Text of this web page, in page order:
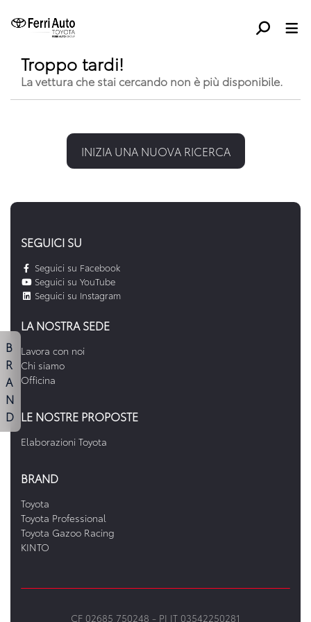
Troppo tardi!
La vettura che stai cercando non è più disponibile.
INIZIA UNA NUOVA RICERCA
SEGUICI SU
Seguici su Facebook
Seguici su YouTube
Seguici su Instagram
LA NOSTRA SEDE
Lavora con noi
Chi siamo
Officina
LE NOSTRE PROPOSTE
Elaborazioni Toyota
BRAND
Toyota
Toyota Professional
Toyota Gazoo Racing
KINTO
CF 02685 750248 - PI IT 03542250281
B
R
A
N
D